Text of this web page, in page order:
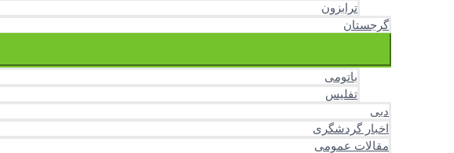
ترابزون
گرجستان
باتومی
تفلیس
دبی
اخبار گردشگری
مقالات عمومی